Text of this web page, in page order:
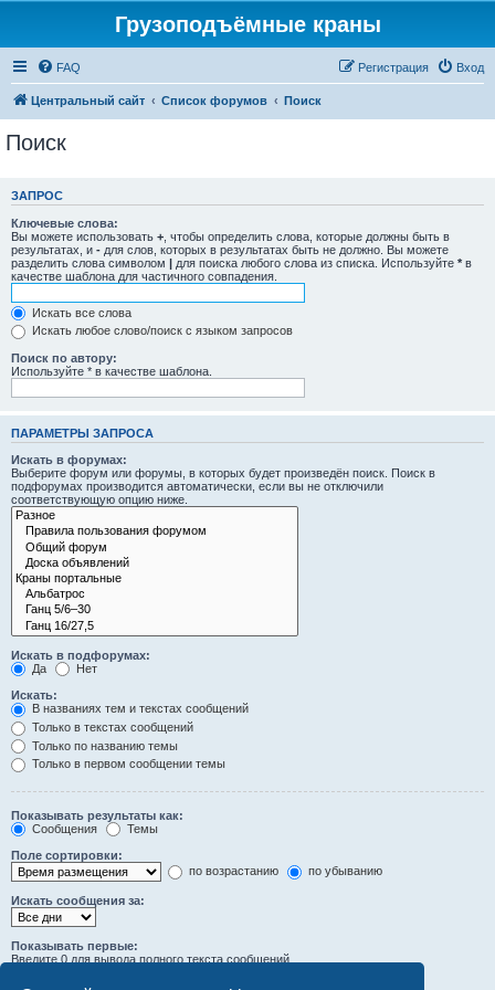
Грузоподъёмные краны
FAQ Вход
Регистрация
Центральный сайт Список форумов Поиск
Поиск
ЗАПРОС
Ключевые слова:
Вы можете использовать + , чтобы определить слова, которые должны быть в
результатах, и - для слов, которых в результатах быть не должно. Вы можете
разделить слова символом | для поиска любого слова из списка. Используйте * в
качестве шаблона для частичного совпадения.
Искать все слова
Искать любое слово/поиск с языком запросов
Поиск по автору:
Используйте * в качестве шаблона.
ПАРАМЕТРЫ ЗАПРОСА
Искать в форумах:
Выберите форум или форумы, в которых будет произведён поиск. Поиск в
подфорумах производится автоматически, если вы не отключили
соответствующую опцию ниже.
Искать в подфорумах:
Да
Нет
Искать:
В названиях тем и текстах сообщений
Только в текстах сообщений
Только по названию темы
Только в первом сообщении темы
Показывать результаты как:
Сообщения
Темы
Поле сортировки:
по возрастанию
по убыванию
Искать сообщения за:
Показывать первые:
Введите 0 для вывода полного текста сообщений.